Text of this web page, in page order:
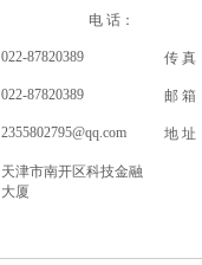
电 话：
022-87820389 传 真
022-87820389 邮 箱
2355802795@qq.com 地 址
天津市南开区科技金融
大厦